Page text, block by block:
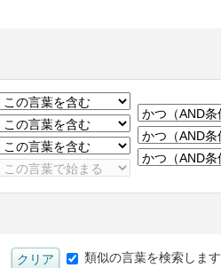
類似の言葉を検索します